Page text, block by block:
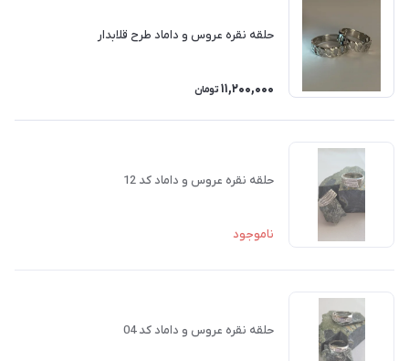
حلقه نقره عروس و داماد طرح قلابدار
11,200,000 تومان
حلقه نقره عروس و داماد کد 12
ناموجود
حلقه نقره عروس و داماد کد 04